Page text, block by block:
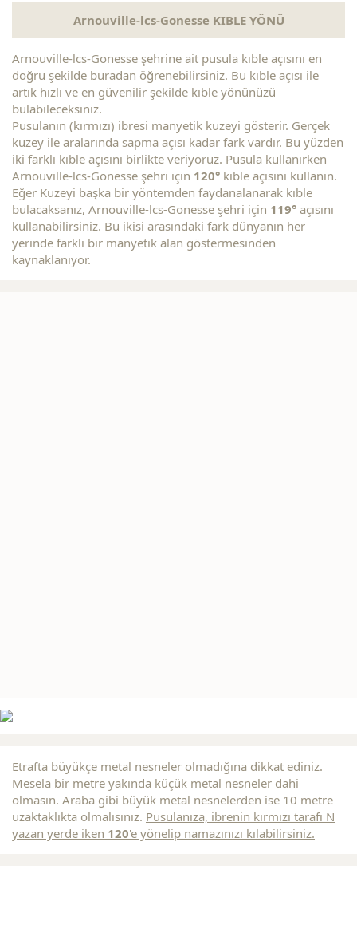
Arnouville-lcs-Gonesse KIBLE YÖNÜ
Arnouville-lcs-Gonesse şehrine ait pusula kıble açısını en
doğru şekilde buradan öğrenebilirsiniz. Bu kıble açısı ile
artık hızlı ve en güvenilir şekilde kıble yönünüzü
bulabileceksiniz.
Pusulanın (kırmızı) ibresi manyetik kuzeyi gösterir. Gerçek
kuzey ile aralarında sapma açısı kadar fark vardır. Bu yüzden
iki farklı kıble açısını birlikte veriyoruz. Pusula kullanırken
Arnouville-lcs-Gonesse şehri için 120° kıble açısını kullanın.
Eğer Kuzeyi başka bir yöntemden faydanalanarak kıble
bulacaksanız, Arnouville-lcs-Gonesse şehri için 119° açısını
kullanabilirsiniz. Bu ikisi arasındaki fark dünyanın her
yerinde farklı bir manyetik alan göstermesinden
kaynaklanıyor.
Etrafta büyükçe metal nesneler olmadığına dikkat ediniz.
Mesela bir metre yakında küçük metal nesneler dahi
olmasın. Araba gibi büyük metal nesnelerden ise 10 metre
uzaktaklıkta olmalısınız. Pusulanıza, ibrenin kırmızı tarafı N
yazan yerde iken 120'e yönelip namazınızı kılabilirsiniz.